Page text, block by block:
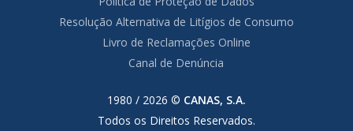
Resolução Alternativa de Litígios de Consumo
Livro de Reclamações Online
Canal de Denúncia
1980 / 2026 © CANAS, S.A.
Todos os Direitos Reservados.